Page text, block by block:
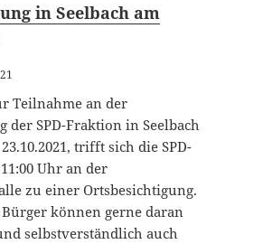
in Seelbach am
Teilnahme an der
der SPD-Fraktion in Seelbach
trifft sich die SPD-
Uhr an der
zu einer Ortsbesichtigung.
können gerne daran
selbstverständlich auch